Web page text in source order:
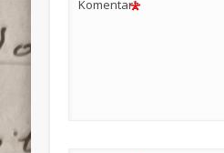
Komentarz
*